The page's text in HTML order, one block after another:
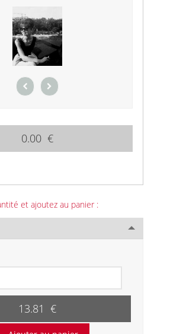
0.00 €
et ajoutez au panier :
13.81 €